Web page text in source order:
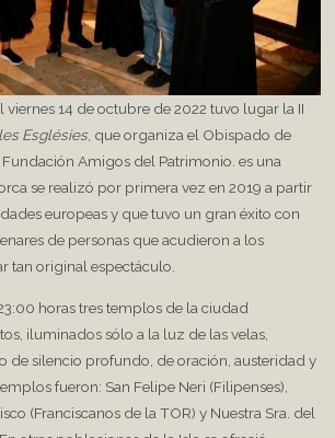
14 de octubre de 2022 tuvo lugar la II
Esglésies, que organiza el Obispado de
Amigos del Patrimonio. es una
se realizó por primera vez en 2019 a partir
europeas y que tuvo un gran éxito con
de personas que acudieron a los
tan original espectáculo.
horas tres templos de la ciudad
iluminados sólo a la luz de las velas,
de silencio profundo, de oración, austeridad y
fueron: San Felipe Neri (Filipenses),
(Franciscanos de la TOR) y Nuestra Sra. del